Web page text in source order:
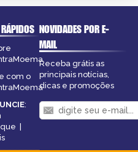
com o
:
|
NOVIDADES POR E-
MAIL
Receba grátis as
principais notícias,
dicas e promoções